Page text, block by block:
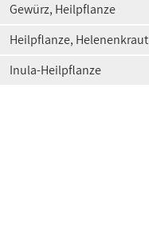
Gewürz, Heilpflanze
Heilpflanze, Helenenkraut
Inula-Heilpflanze